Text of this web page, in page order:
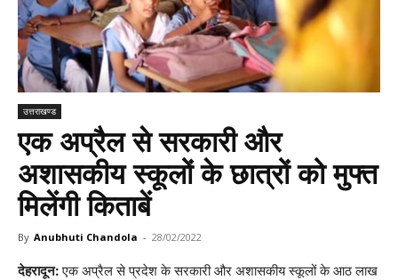
उत्तराखण्ड
एक अप्रैल से सरकारी और
अशासकीय स्कूलों के छात्रों को मुफ्त
मिलेंगी किताबें
By Anubhuti Chandola - 28/02/2022
देहरादून:एक अप्रैल से प्रदेश के सरकारी और अशासकीय स्कूलों के आठ लाख